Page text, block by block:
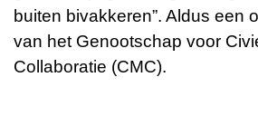
buiten bivakkeren”. Aldus een
van het Genootschap voor
Collaboratie (CMC).